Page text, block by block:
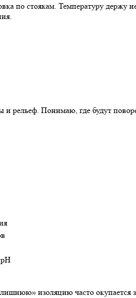
по стоякам. Температуру держу
и рельеф. Понимаю, где будут
изоляцию часто окупается